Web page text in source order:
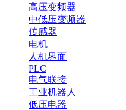
高压变频器
中低压变频器
传感器
电机
人机界面
PLC
电气联接
工业机器人
低压电器